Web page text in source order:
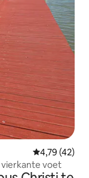
Gemiddelde
4,79 (42)
vierkante voet